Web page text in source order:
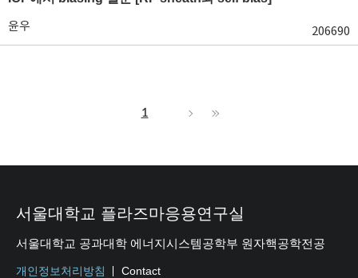
윤우 206690
1
서울대학교 플라즈마응용연구실
서울대학교 공과대학 에너지시스템공학부 원자핵공학전공
개인정보처리방침 Contact